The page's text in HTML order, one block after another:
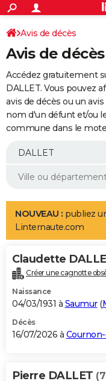
ACTUALITÉS
Politique
Société
Faits Divers
Education
Monde
Villes
+
SPORT
Coupe du monde 2026
Football
Tennis
Cyclisme
Rugby
Forum
Programme TV
TNT
Streaming
Cinéma
Sorties cinéma
Musique
+
FINANCE
Retraite
Epargne
Immobilier
Risques naturels par ville
Banque
Assurance
AUTO
Essais
Réserver un essai
Citadines
Berlines
SUV
Forum auto
+
Mobiles
Meilleur smartphone
Internet
Ordinateurs
Jeux vidéo
Guide high-tech
Aménagement intérieur
LIFESTYLE
Art de vivre
Bien-être
Loisirs
Mode
Modes de vie
Alimentation
Guide de la santé
Maladies
Médicaments
Sommeil
VOYAGE
Destinations
City break
Voyage nature
Voyage de noces
Forum
Climat
+PHOTO
GUIDES D'ACHAT
BONS PLANS
Avis de décès
Avis de
Accédez gratuitement
DALLET. Vous pouvez
avis de décès ou un
nom d'un défunt et/ou
commune dans le
NOUVEAU : publiez
Linternaute.com
Claudette
Créer une cagnotte
Naissance
04/03/1931 à Saumur(
Décès
16/07/2026 à
Pierre DALLET